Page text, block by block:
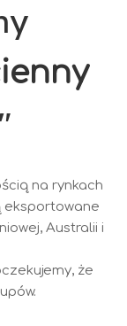
na rynkach
eksportowane
Australii i
że